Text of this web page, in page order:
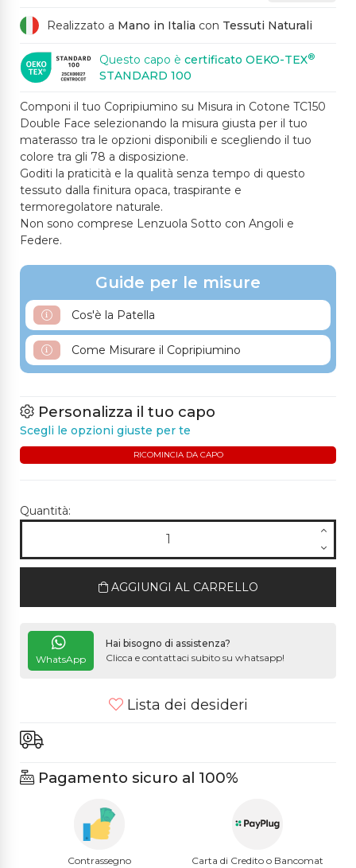
2763CS ARANCIO
O
O
VERE
26SP BLU SCURO 27SP OTTANIO 23RE AVIO
20ME CARTA DA ZU
412ME ACQUA MARIN
18CH VERDE CHIARO 19ME VERDE SALVIA
372SP VERDE BOTTI
GLIA
602ME VERDE MELA
Realizzato a Mano in Italia con Tessuti Naturali
Questo capo è certificato OEKO-TEX®
STANDARD 100
Componi il tuo Copripiumino su Misura in Cotone TC150
Double Face selezionando la misura giusta per il tuo
materasso tra le opzioni disponibili e scegliendo il tuo
colore tra gli 78 a disposizione.
Goditi la praticità e la qualità senza tempo di questo
tessuto dalla finitura opaca, traspirante e
termoregolatore naturale.
Non sono comprese Lenzuola Sotto con Angoli e
Federe.
Guide per le misure
Cos'è la Patella
Come Misurare il Copripiumino
Personalizza il tuo capo
Scegli le opzioni giuste per te
RICOMINCIA DA CAPO
Quantità:
AGGIUNGI AL CARRELLO
WhatsApp
Hai bisogno di assistenza?
Clicca e contattaci subito su whatsapp!
Lista dei desideri
Pagamento sicuro al 100%
Contrassegno Carta di Credito o Bancomat